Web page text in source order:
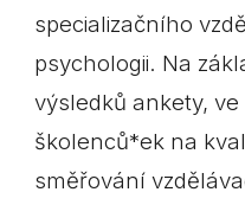
specializačního
psychologii. Na
výsledků ankety,
školenců*ek na
směřování